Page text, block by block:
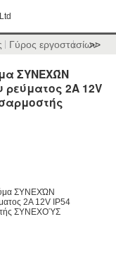
Γύρος εργοστασίων
>>
ΣΥΝΕΧΏΝ
2A 12V